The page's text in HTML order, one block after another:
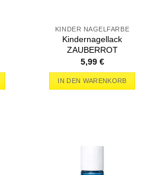
KINDER NAGELFARBE
Kindernagellack
ZAUBERROT
5,99 €
IN DEN WARENKORB